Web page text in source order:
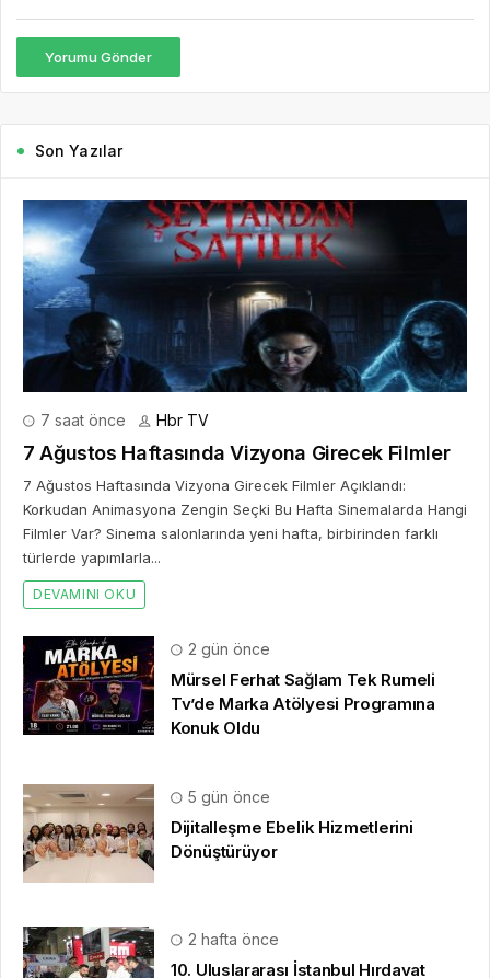
Yorumu Gönder
Son Yazılar
7 saat önce Hbr TV
7 Ağustos Haftasında Vizyona Girecek Filmler
7 Ağustos Haftasında Vizyona Girecek Filmler Açıklandı:
Korkudan Animasyona Zengin Seçki Bu Hafta Sinemalarda Hangi
Filmler Var? Sinema salonlarında yeni hafta, birbirinden farklı
türlerde yapımlarla...
DEVAMINI OKU
2 gün önce
Mürsel Ferhat Sağlam Tek Rumeli
Tv’de Marka Atölyesi Programına
Konuk Oldu
5 gün önce
Dijitalleşme Ebelik Hizmetlerini
Dönüştürüyor
2 hafta önce
10. Uluslararası İstanbul Hırdavat